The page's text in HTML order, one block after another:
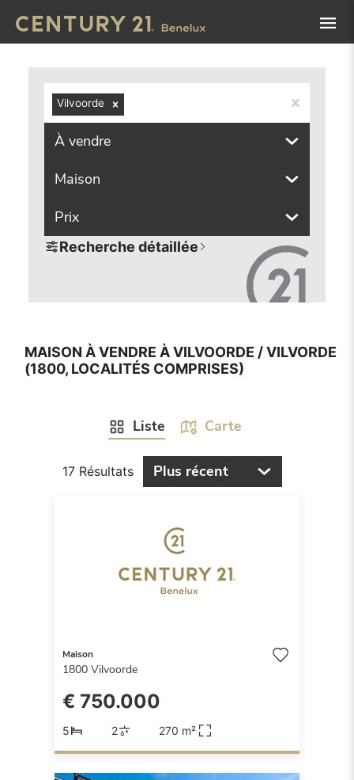
Vilvoorde
À vendre
Maison
Prix
Recherche détaillée
MAISON À VENDRE À VILVOORDE / VILVORDE
(1800, LOCALITÉS COMPRISES)
Liste Carte
17 Résultats Plus récent
Maison
1800 Vilvoorde
€ 750.000
5 2 270 m²